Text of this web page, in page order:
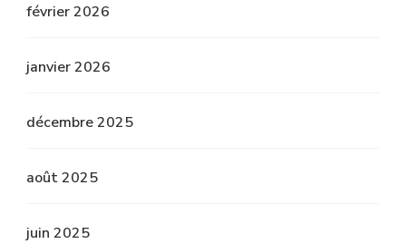
février 2026
janvier 2026
décembre 2025
août 2025
juin 2025